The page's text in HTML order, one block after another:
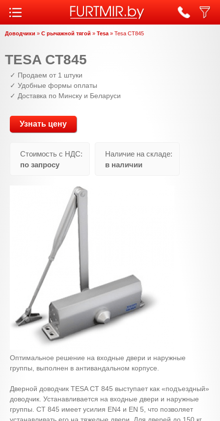
Перейти
к
основному
здесь
Доводчики » С рычажной тягой » Tesa » Tesa CT845
TESA CT845
✓ Продаем от 1 штуки
✓ Удобные формы оплаты
✓ Доставка по Минску и Беларуси
Узнать цену
Стоимость с НДС:
по запросу
Наличие на складе:
в наличии
Оптимальное решение на входные двери и наружные
группы, выполнен в антивандальном корпусе.
Дверной доводчик TESA CT 845 выступает как «подъездный»
доводчик. Устанавливается на входные двери и наружные
группы. СТ 845 имеет усилия EN4 и EN 5, что позволяет